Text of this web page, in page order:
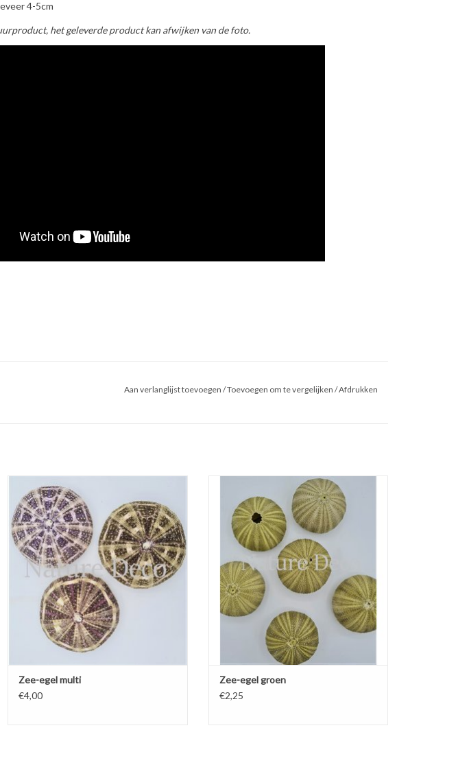
4-5cm
het geleverde product kan afwijken van de foto.
Aan verlanglijst toevoegen /Toevoegen om te vergelijken /Afdrukken
Zee-egel multi
€4,00
Zee-egel groen
TOEVOEGEN AAN WINKELWAGEN
Zee-egel groen
€2,25